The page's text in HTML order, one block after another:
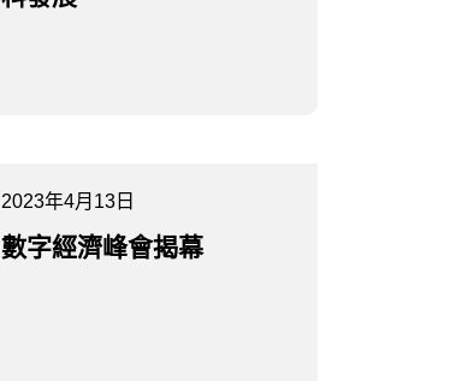
2023年4月13日
數字經濟峰會揭幕